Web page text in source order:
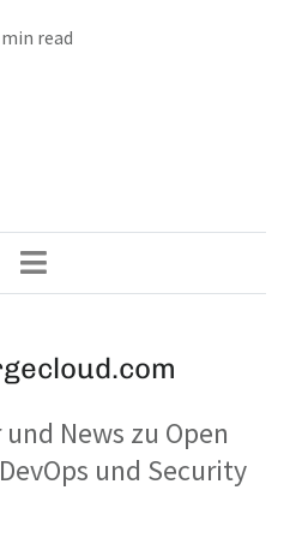
read
News zu Open
und Security